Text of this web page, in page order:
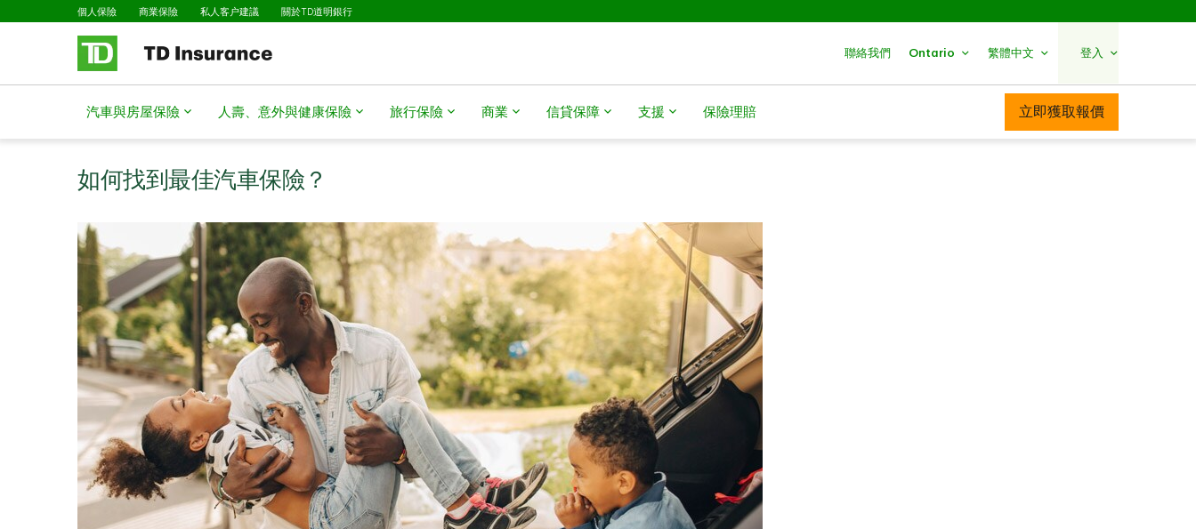
略過進入主要內容
個人保險 已選擇商業保險 私人客户建議 關於TD道明銀行
聯絡我們 Ontario 繁體中文 登入
汽車與房屋保險 人壽、意外與健康保險 旅行保險 商業 信貸保障 支援 保險理賠 立即獲取報價
如何找到最佳汽車保險？